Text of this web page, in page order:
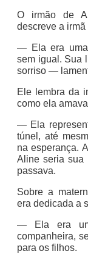
O irmão de
descreve a
— Ela era uma
sem igual. Sua
sorriso —
Ele lembra da
como ela
— Ela
túnel, até
na esperança.
Aline seria sua
passava.
Sobre a
era dedicada a
— Ela era
companheira,
para os filhos.